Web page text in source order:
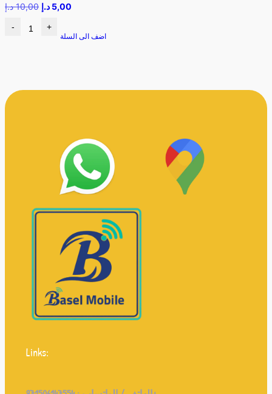
10,00 د.إ 5,00 د.إ
- +
اضف الى السلة
Links: